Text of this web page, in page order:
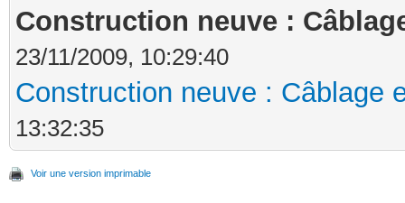
Construction neuve :
23/11/2009, 10:29:40
Construction neuve : Câblage
13:32:35
Voir une version imprimable